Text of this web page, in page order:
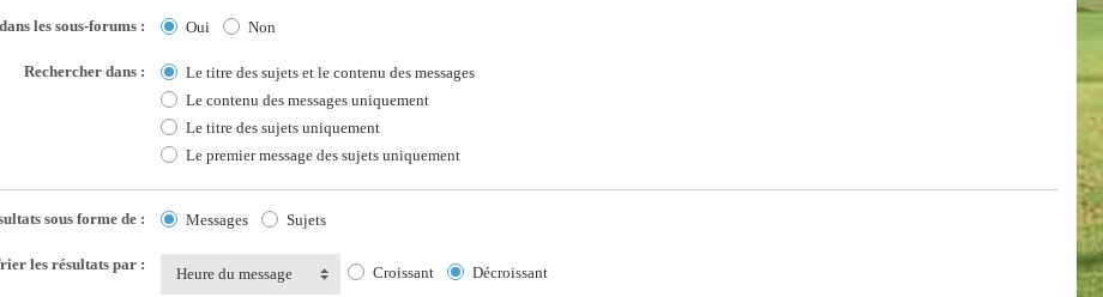
les sous-forums : Oui Non
Rechercher dans :
Le titre des sujets et le contenu des messages
Le contenu des messages uniquement
Le titre des sujets uniquement
Le premier message des sujets uniquement
sous forme de : Messages Sujets
les résultats par :
Heure du message Croissant Décroissant